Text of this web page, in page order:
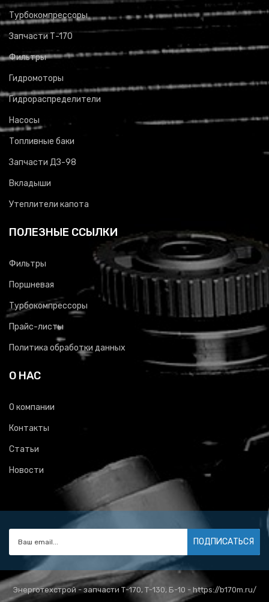
Турбокомпрессоры
Запчасти Т-170
Фильтры
Гидромоторы
Гидрораспределители
Насосы
Топливные баки
Запчасти ДЗ-98
Вкладыши
Утеплители капота
ПОЛЕЗНЫЕ ССЫЛКИ
Фильтры
Поршневая
Турбокомпрессоры
Прайс-листы
Политика обработки данных
О НАС
О компании
Контакты
Статьи
Новости
ПОДПИСАТЬСЯ
Энерготехстрой - запчасти Т-170, Т-130, Б-10 - https://b170m.ru/